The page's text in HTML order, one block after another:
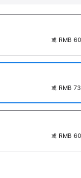
或 RMB
或 RMB
或 RMB